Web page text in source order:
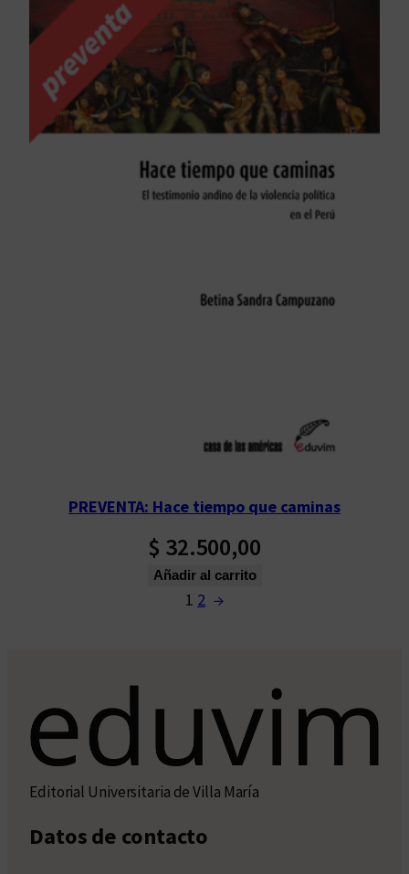
PREVENTA: Hace tiempo que caminas
$ 32.500,00
Añadir al carrito
1 2 →
Editorial Universitaria de Villa María
Datos de contacto